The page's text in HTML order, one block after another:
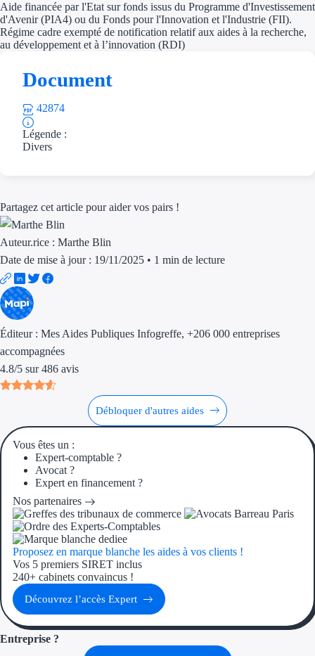
Simulateur d'éligibilité
Aides Région
Régions de I à P
Aides Région Île-
Outre-mer
Aide financée par l'Etat sur fonds issus du Programme d'Investissement
d'Avenir (PIA4) ou du Fonds pour l'Innovation et l'Industrie (FII).
Régime cadre exempté de notification relatif aux aides à la recherche,
au développement et à l’innovation (RDI)
Document
42874
Légende :
Divers
Partagez cet article pour aider vos pairs !
Auteur.rice : Marthe Blin
Date de mise à jour : 19/11/2025 • 1 min de lecture
Éditeur : Mes Aides Publiques Infogreffe, +206 000 entreprises
accompagnées
4.8/5 sur 486 avis
Débloquer d'autres aides
Vous êtes un :
Expert-comptable ?
Avocat ?
Expert en financement ?
Nos partenaires
Proposez en marque blanche les aides à vos clients !
Vos 5 premiers SIRET inclus
240+ cabinets convaincus !
Découvrez l’accès Expert
Entreprise ?